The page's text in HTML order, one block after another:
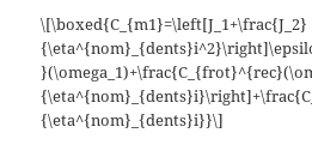
\[\boxed{C_{m1}=\left[J_1+\frac{J_2}
{\eta^{nom}_{dents}i}}\]